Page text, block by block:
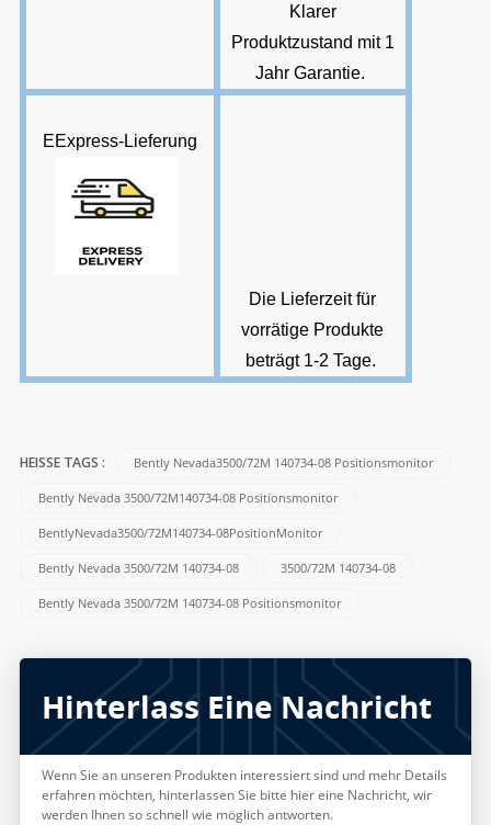
Klarer
Produktzustand mit 1
Jahr Garantie.
EExpress-Lieferung
Die Lieferzeit für
vorrätige Produkte
beträgt 1-2 Tage.
HEISSE TAGS : Bently Nevada3500/72M 140734-08 Positionsmonitor
Bently Nevada 3500/72M140734-08 Positionsmonitor
BentlyNevada3500/72M140734-08PositionMonitor
Bently Nevada 3500/72M 140734-08 3500/72M 140734-08
Bently Nevada 3500/72M 140734-08 Positionsmonitor
Hinterlass Eine Nachricht
Wenn Sie an unseren Produkten interessiert sind und mehr Details
erfahren möchten, hinterlassen Sie bitte hier eine Nachricht, wir
werden Ihnen so schnell wie möglich antworten.